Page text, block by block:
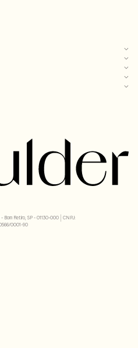
- Bom Retiro, SP - 01130-000 | CNPJ:
0001-90